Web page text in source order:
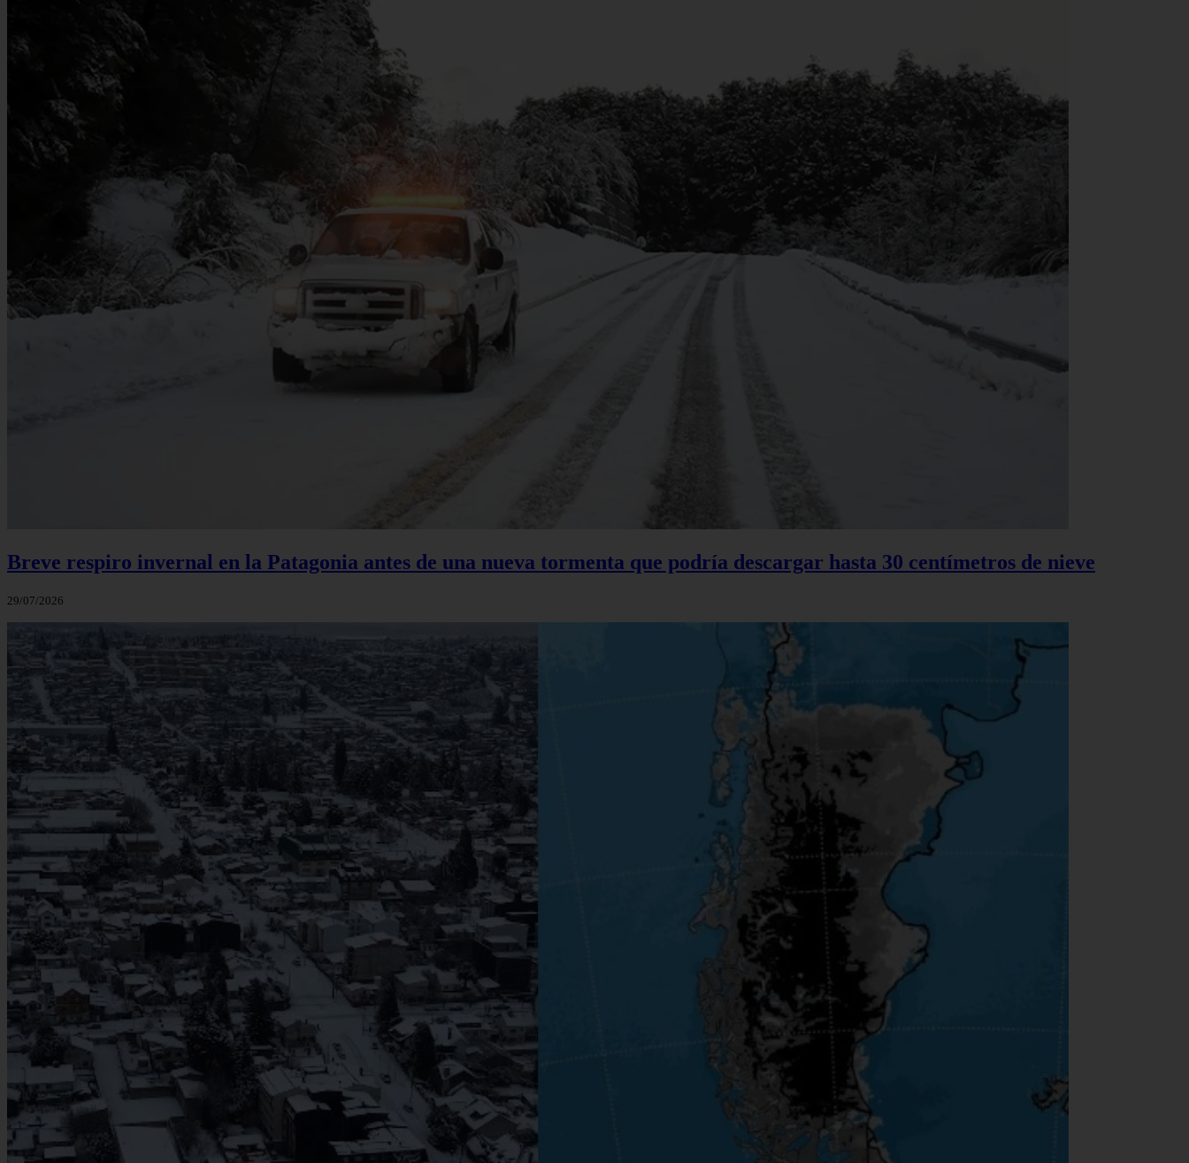
Breve respiro invernal en la Patagonia antes de una nueva tormenta que podría descargar hasta 30 centímetros de nieve
29/07/2026